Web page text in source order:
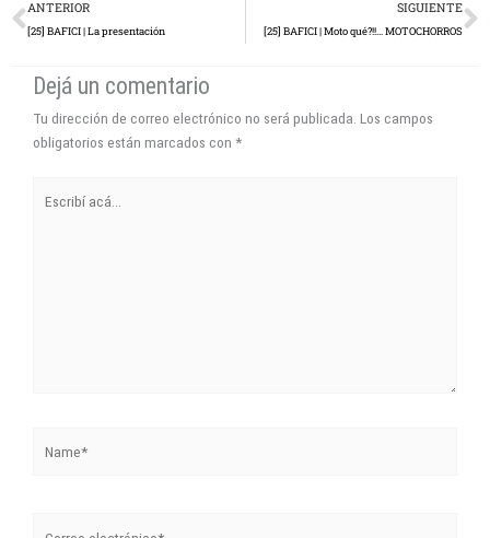
ANTERIOR
[25] BAFICI | La presentación
SIGUIENTE
[25] BAFICI | Moto qué?!!… MOTOCHORROS
Dejá un comentario
Tu dirección de correo electrónico no será publicada. Los campos
obligatorios están marcados con *
acá...